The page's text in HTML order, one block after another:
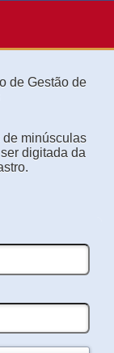
de Gestão de
minúsculas
digitada da